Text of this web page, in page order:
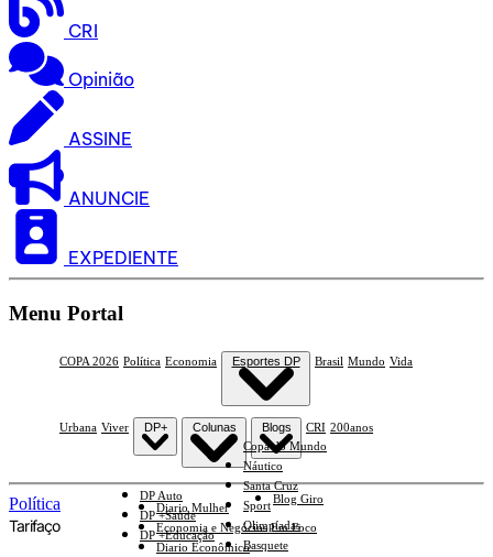
CRI
Opinião
ASSINE
ANUNCIE
EXPEDIENTE
Menu Portal
COPA 2026 Política Economia Esportes DP
Copa do Mundo
Náutico
Santa Cruz
Sport
Olimpíadas
Basquete
Brasil Mundo Vida
Urbana Viver DP+
DP Auto
DP +Saúde
DP +Educação
Colunas
Diario Mulher
Economia e Negócios Em Foco
Diario Econômico
Blogs
Blog Giro
CRI 200anos
Política
Tarifaço